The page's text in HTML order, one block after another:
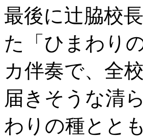
最後に辻脇校
た「ひまわり
カ伴奏で、全
届きそうな清
わりの種とと